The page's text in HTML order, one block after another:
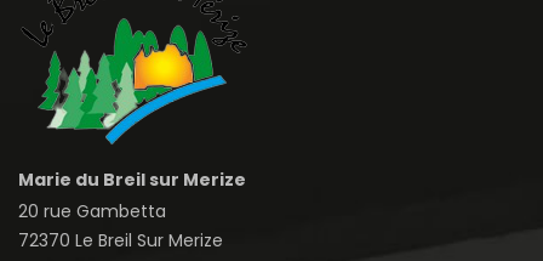
Marie du Breil sur Merize
20 rue Gambetta
72370 Le Breil Sur Merize